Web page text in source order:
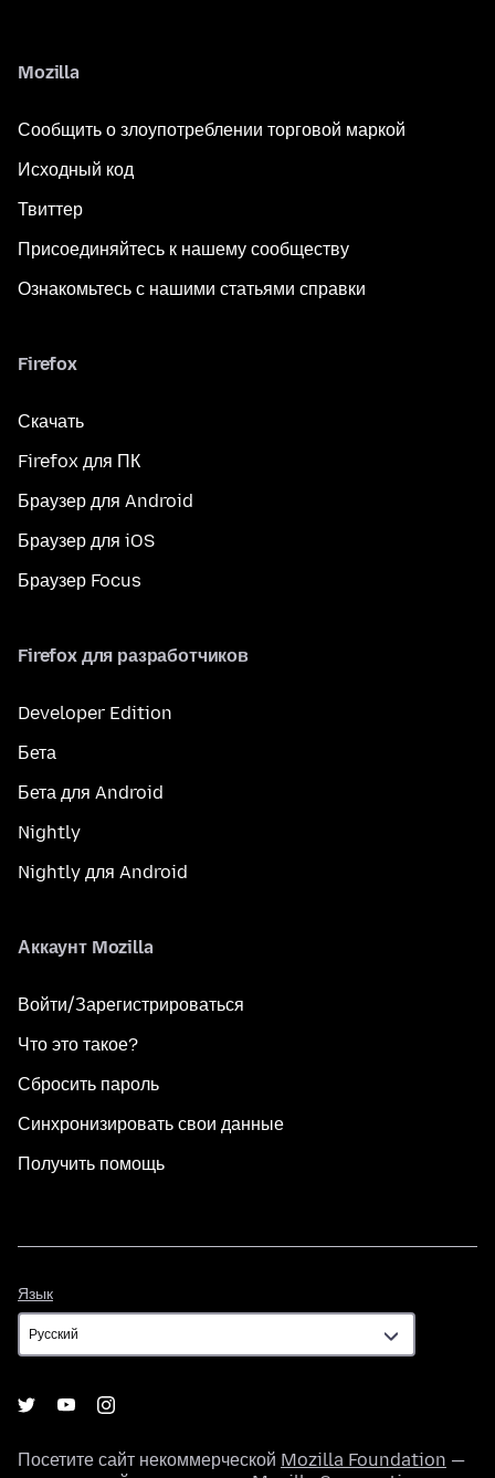
Mozilla
Сообщить о злоупотреблении торговой маркой
Исходный код
Твиттер
Присоединяйтесь к нашему сообществу
Ознакомьтесь с нашими статьями справки
Firefox
Скачать
Firefox для ПК
Браузер для Android
Браузер для iOS
Браузер Focus
Firefox для разработчиков
Developer Edition
Бета
Бета для Android
Nightly
Nightly для Android
Аккаунт Mozilla
Войти/Зарегистрироваться
Что это такое?
Сбросить пароль
Синхронизировать свои данные
Получить помощь
Язык
Посетите сайт некоммерческой Mozilla Foundation —